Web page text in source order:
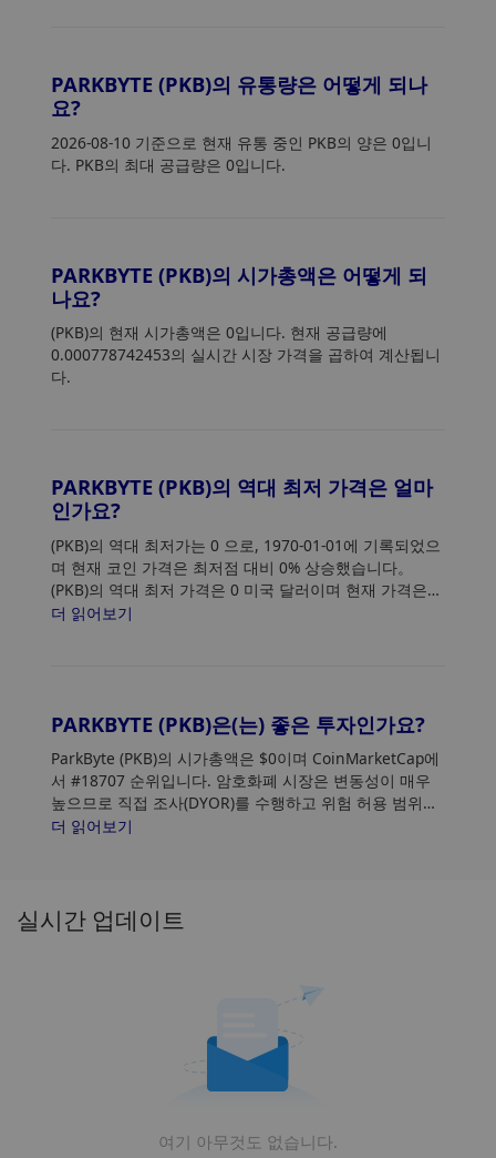
PARKBYTE (PKB)의 유통량은 어떻게 되나
요?
2026-08-10 기준으로 현재 유통 중인 PKB의 양은 0입니
다. PKB의 최대 공급량은 0입니다.
PARKBYTE (PKB)의 시가총액은 어떻게 되
나요?
(PKB)의 현재 시가총액은 0입니다. 현재 공급량에
0.000778742453의 실시간 시장 가격을 곱하여 계산됩니
다.
PARKBYTE (PKB)의 역대 최저 가격은 얼마
인가요?
(PKB)의 역대 최저가는 0 으로, 1970-01-01에 기록되었으
며 현재 코인 가격은 최저점 대비 0% 상승했습니다。
(PKB)의 역대 최저 가격은 0 미국 달러이며 현재 가격은
최저점 대비 0% 상승했습니다.
더 읽어보기
PARKBYTE (PKB)은(는) 좋은 투자인가요?
ParkByte (PKB)의 시가총액은 $0이며 CoinMarketCap에
서 #18707 순위입니다. 암호화폐 시장은 변동성이 매우
높으므로 직접 조사(DYOR)를 수행하고 위험 허용 범위를
평가하십시오. 또한 ParkByte(PKB) 가격 추세 및 패턴을
더 읽어보기
실시간 업데이트
여기 아무것도 없습니다.